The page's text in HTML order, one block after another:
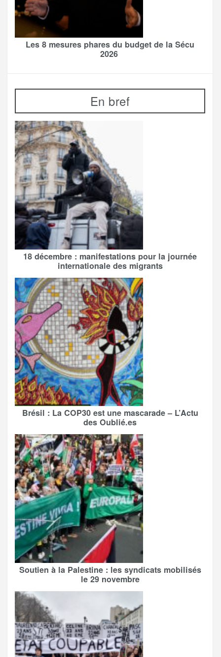
Les 8 mesures phares du budget de la Sécu
2026
En bref
18 décembre : manifestations pour la journée
internationale des migrants
Brésil : La COP30 est une mascarade – L’Actu
des Oublié.es
Soutien à la Palestine : les syndicats mobilisés
le 29 novembre